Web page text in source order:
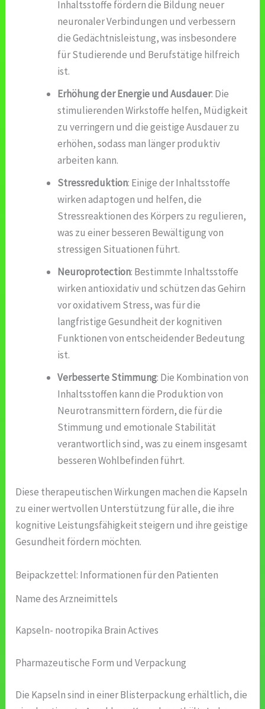
Inhaltsstoffe fördern die Bildung neuer
neuronaler Verbindungen und verbessern
die Gedächtnisleistung, was insbesondere
für Studierende und Berufstätige hilfreich
ist.
Erhöhung der Energie und Ausdauer: Die
stimulierenden Wirkstoffe helfen, Müdigkeit
zu verringern und die geistige Ausdauer zu
erhöhen, sodass man länger produktiv
arbeiten kann.
Stressreduktion: Einige der Inhaltsstoffe
wirken adaptogen und helfen, die
Stressreaktionen des Körpers zu regulieren,
was zu einer besseren Bewältigung von
stressigen Situationen führt.
Neuroprotection: Bestimmte Inhaltsstoffe
wirken antioxidativ und schützen das Gehirn
vor oxidativem Stress, was für die
langfristige Gesundheit der kognitiven
Funktionen von entscheidender Bedeutung
ist.
Verbesserte Stimmung: Die Kombination von
Inhaltsstoffen kann die Produktion von
Neurotransmittern fördern, die für die
Stimmung und emotionale Stabilität
verantwortlich sind, was zu einem insgesamt
besseren Wohlbefinden führt.
Diese therapeutischen Wirkungen machen die Kapseln
zu einer wertvollen Unterstützung für alle, die ihre
kognitive Leistungsfähigkeit steigern und ihre geistige
Gesundheit fördern möchten.
Beipackzettel: Informationen für den Patienten
Name des Arzneimittels
Kapseln- nootropika Brain Actives
Pharmazeutische Form und Verpackung
Die Kapseln sind in einer Blisterpackung erhältlich, die